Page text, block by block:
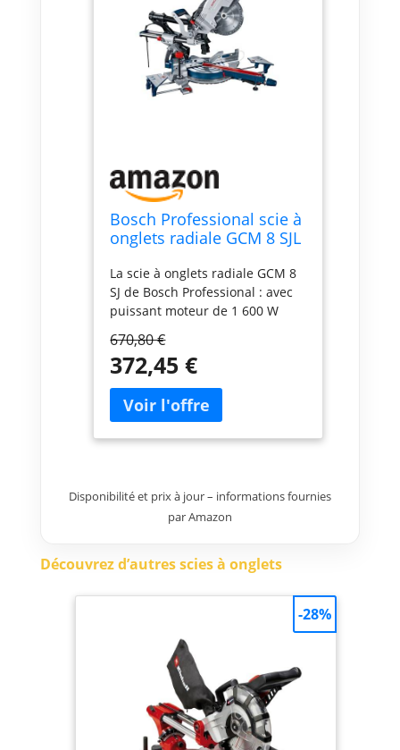
Bosch Professional scie à
onglets radiale GCM 8 SJL
lame : 216 mm)
La scie à onglets radiale GCM 8
SJ de Bosch Professional : avec
puissant moteur de 1 600 W
d’utilisation grâce à des
capacités de coupe horizontale
et verticale élevées
Environnement de travail plus
propre et plus sain car sans
poussières grâce au système
transport facile d’une seule
main avec la poignée intégrée
scie circulaire (Optiline Wood,
216 x 30 x 2,8 mm, 48 dents),
serre-joint
670,80 €
372,45 €
Disponibilité et prix à jour – informations fournies
par Amazon
Découvrez d’autres scies à onglets
-28%